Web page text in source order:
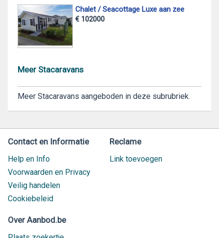
Chalet / Seacottage Luxe aan zee
€ 102000
Meer Stacaravans
Meer Stacaravans aangeboden in deze subrubriek.
Contact en Informatie
Help en Info
Voorwaarden en Privacy
Veilig handelen
Cookiebeleid
Reclame
Link toevoegen
Over Aanbod.be